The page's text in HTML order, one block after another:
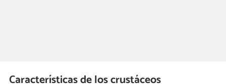
Características de los crustáceos